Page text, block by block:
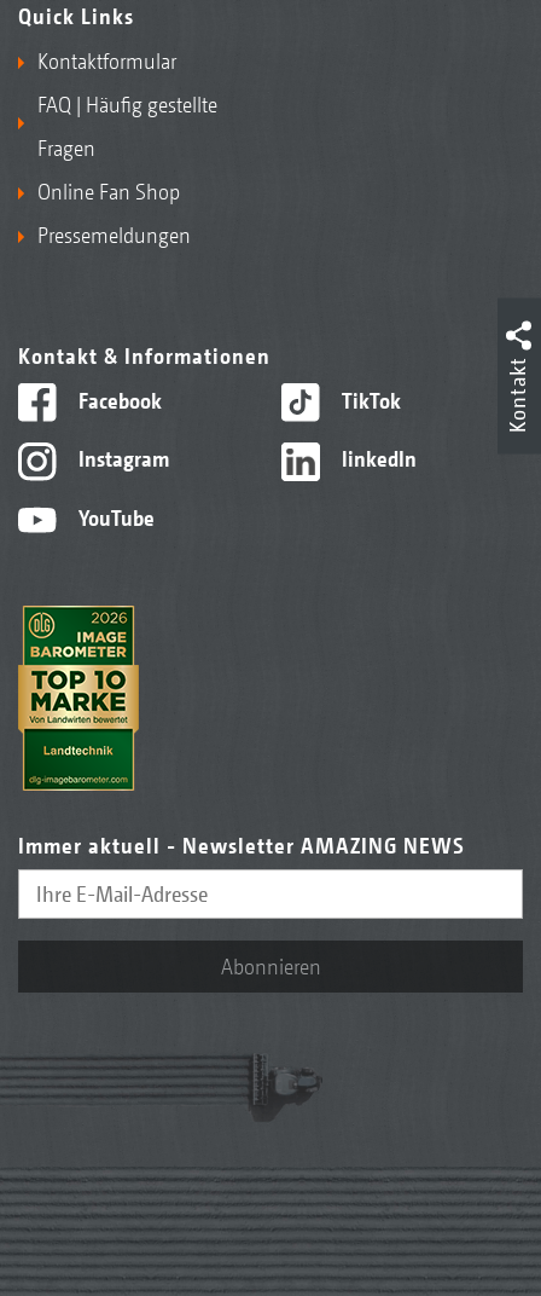
Quick Links
Kontaktformular
FAQ | Häufig gestellte
Fragen
Online Fan Shop
Pressemeldungen
Kontakt & Informationen
Facebook
Instagram
YouTube
TikTok
linkedIn
Immer aktuell - Newsletter AMAZING NEWS
Abonnieren
Kontakt